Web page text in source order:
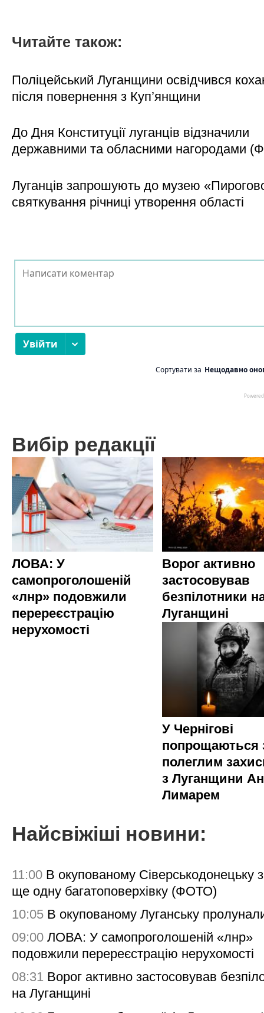
Читайте також:
Поліцейський Луганщини освідчився
після повернення з Куп’янщини
До Дня Конституції луганців відзначили
державними та обласними нагородами
Луганців запрошують до музею
святкування річниці утворення області
Вибір редакції
ЛОВА: У
самопроголошеній
«лнр» подовжили
перереєстрацію
нерухомості
Ворог активно
застосовував
безпілотники
Луганщині
У Чернігові
попрощаються
полеглим
з Луганщини
Лимарем
Найсвіжіші новини:
11:00 В окупованому Сіверськодонецьку
ще одну багатоповерхівку (ФОТО)
10:05 В окупованому Луганську
09:00 ЛОВА: У самопроголошеній «лнр»
подовжили перереєстрацію нерухомості
08:31 Ворог активно застосовував
на Луганщині